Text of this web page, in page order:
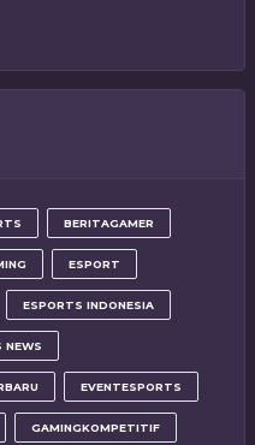
BERITAGAMER
ESPORT
ESPORTS INDONESIA
NEWS
EVENTESPORTS
GAMINGKOMPETITIF